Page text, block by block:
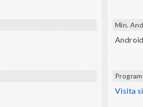
Min.
Visita